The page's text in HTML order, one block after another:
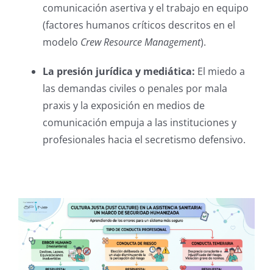
comunicación asertiva y el trabajo en equipo
(factores humanos críticos descritos en el
modelo Crew Resource Management).
La presión jurídica y mediática: El miedo a
las demandas civiles o penales por mala
praxis y la exposición en medios de
comunicación empuja a las instituciones y
profesionales hacia el secretismo defensivo.